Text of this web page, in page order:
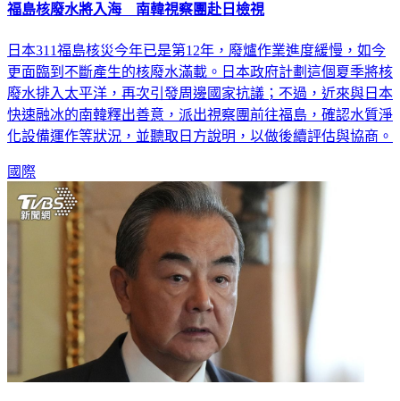
福島核廢水將入海 南韓視察團赴日檢視
日本311福島核災今年已是第12年，廢爐作業進度緩慢，如今
更面臨到不斷產生的核廢水滿載。日本政府計劃這個夏季將核
廢水排入太平洋，再次引發周邊國家抗議；不過，近來與日本
快速融冰的南韓釋出善意，派出視察團前往福島，確認水質淨
化設備運作等狀況，並聽取日方說明，以做後續評估與協商。
國際